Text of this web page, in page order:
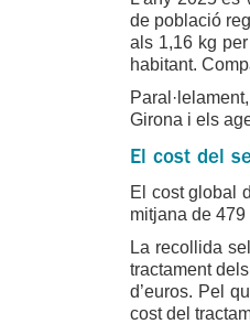
de població
als 1,16 kg
habitant.
Girona i els
El cost del
El cost global
mitjana de 479
La recollida
tractament
d’euros. Pel
cost del